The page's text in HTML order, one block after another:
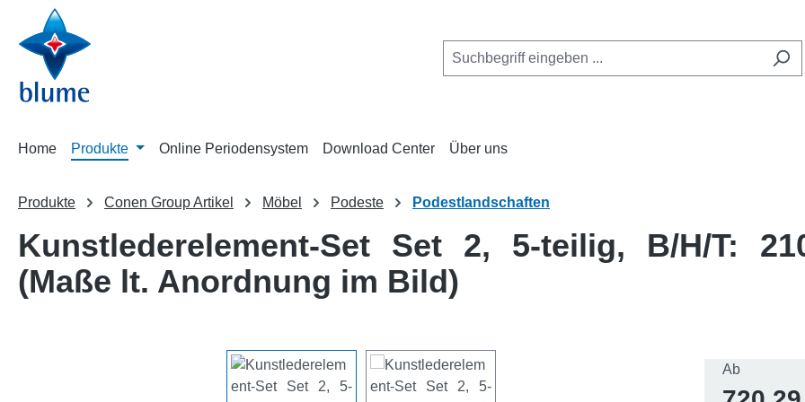
Hauptinhalt springen
Zur Suche springen
Zur Hauptnavigation springen
Home Produkte Online Periodensystem Download Center Über uns
Produkte Conen Group Artikel Möbel Podeste Podestlandschaften
Kunstlederelement-Set Set 2, 5-teilig, B/H/T:
(Maße lt. Anordnung im Bild)
AbRegulärer